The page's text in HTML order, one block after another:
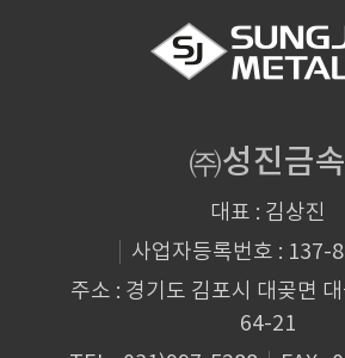
㈜성진금속
대표 : 김상진
사업자등록번호 : 137-
주소 : 경기도 김포시 대곶면
64-21